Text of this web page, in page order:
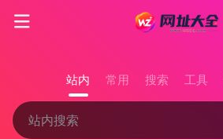
站内 常用 搜索 工具